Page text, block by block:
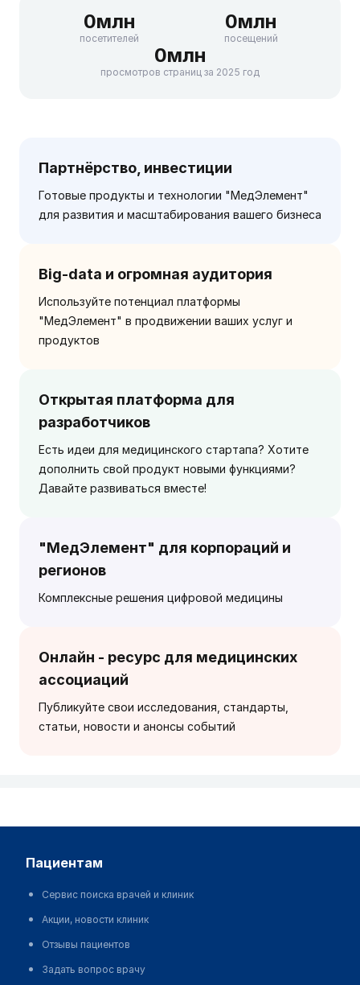
0млн
посетителей
0млн
посещений
0млн
просмотров страниц за 2025 год
Партнёрство, инвестиции
Готовые продукты и технологии "МедЭлемент"
для развития и масштабирования вашего бизнеса
Big-data и огромная аудитория
Используйте потенциал платформы
"МедЭлемент" в продвижении ваших услуг и
продуктов
Открытая платформа для
разработчиков
Есть идеи для медицинского стартапа? Хотите
дополнить свой продукт новыми функциями?
Давайте развиваться вместе!
"МедЭлемент" для корпораций и
регионов
Комплексные решения цифровой медицины
Онлайн - ресурс для медицинских
ассоциаций
Публикуйте свои исследования, стандарты,
статьи, новости и анонсы событий
пациентам
Сервис поиска врачей и клиник
Акции, новости клиник
Отзывы пациентов
Задать вопрос врачу